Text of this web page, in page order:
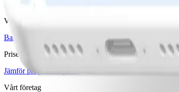
Våra program
Bas
GLP-1 StödDiabetesstöd
Priser & Erbjudanden
Jämför program & priser
Vårt företag